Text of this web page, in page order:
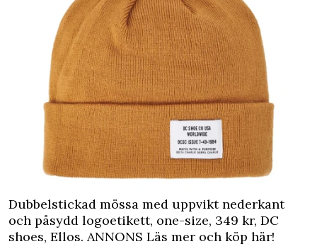
Dubbelstickad mössa med uppvikt nederkant
och påsydd logoetikett, one-size, 349 kr, DC
shoes, Ellos. ANNONS Läs mer och köp här!